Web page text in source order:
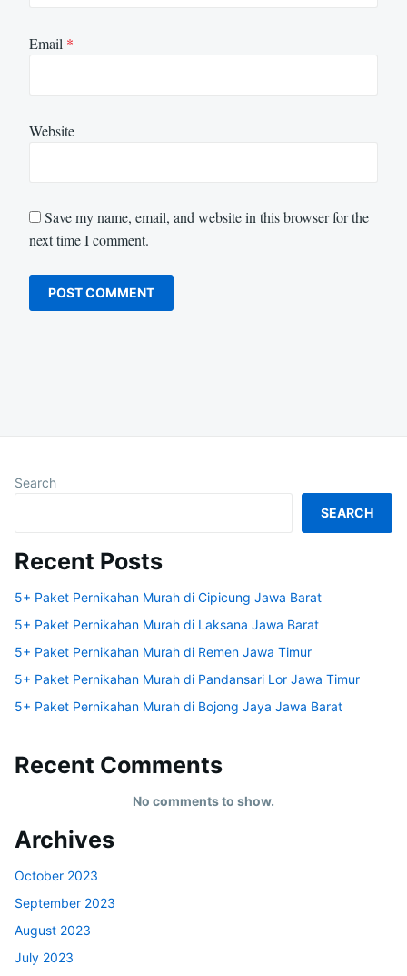
Email *
Website
Save my name, email, and website in this browser for the
next time I comment.
Search
SEARCH
Recent Posts
5+ Paket Pernikahan Murah di Cipicung Jawa Barat
5+ Paket Pernikahan Murah di Laksana Jawa Barat
5+ Paket Pernikahan Murah di Remen Jawa Timur
5+ Paket Pernikahan Murah di Pandansari Lor Jawa Timur
5+ Paket Pernikahan Murah di Bojong Jaya Jawa Barat
Recent Comments
No comments to show.
Archives
October 2023
September 2023
August 2023
July 2023